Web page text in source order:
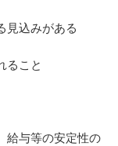
見込みがある
ること
給与等の安定性の